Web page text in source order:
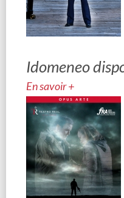
Idomeneo
En savoir +